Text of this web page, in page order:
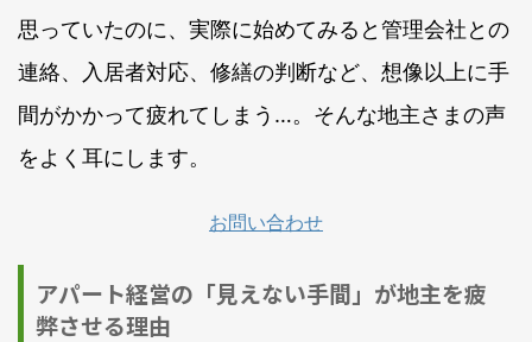
思っていたのに、実際に始めてみると管理会社との
連絡、入居者対応、修繕の判断など、想像以上に手
間がかかって疲れてしまう…。そんな地主さまの声
をよく耳にします。
お問い合わせ
アパート経営の「見えない手間」が地主を疲
弊させる理由